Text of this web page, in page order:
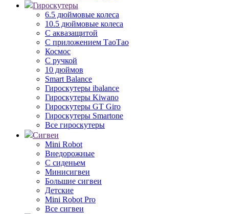
Гироскутеры
6.5 дюймовые колеса
10.5 дюймовые колеса
С аквазащитой
С приложением ТаоТао
Космос
С ручкой
10 дюймов
Smart Balance
Гироскутеры ibalance
Гироскутеры Kiwano
Гироскутеры GT Giro
Гироскутеры Smartone
Все гироскутеры
Сигвеи
Mini Robot
Внедорожные
С сиденьем
Минисигвеи
Большие сигвеи
Детские
Mini Robot Pro
Все сигвеи